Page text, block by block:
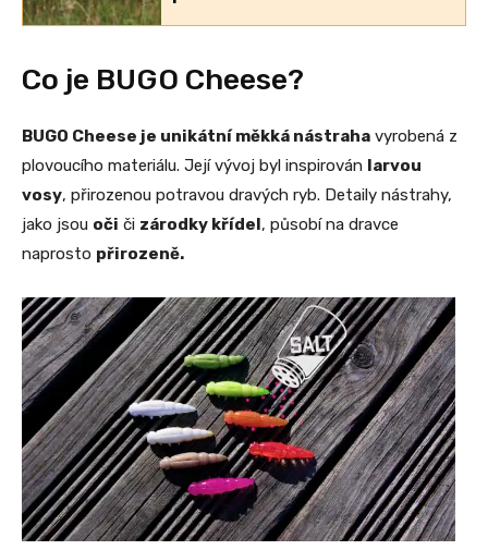
Co je BUGO Cheese?
BUGO Cheese je unikátní měkká nástraha vyrobená z
plovoucího materiálu. Její vývoj byl inspirován larvou
vosy, přirozenou potravou dravých ryb. Detaily nástrahy,
jako jsou oči či zárodky křídel , působí na dravce
naprosto přirozeně.